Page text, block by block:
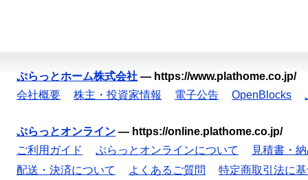
ぷらっとホーム株式会社 — https://www.plathome.co.jp/
会社概要
株主・投資家情報 電子公告 OpenBlocks
ぷらっとオンライン — https://online.plathome.co.jp/
ご利用ガイド
ぷらっとオンラインについて
見積書・
配送・決済について
よくあるご質問
特定商取引法に